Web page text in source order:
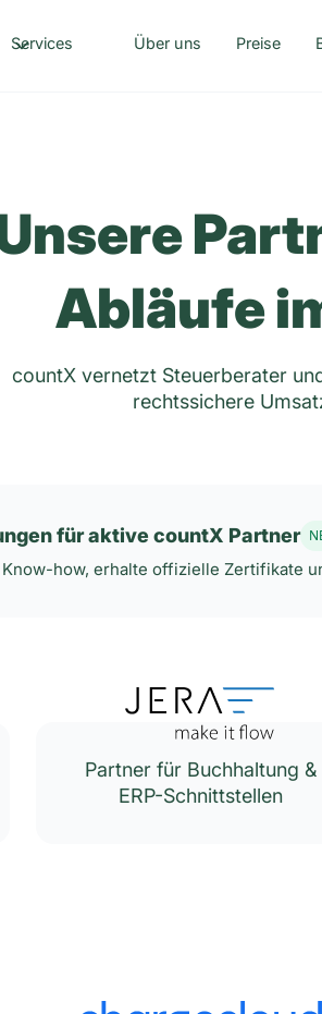
Services Über uns Preise
Abläufe
countX vernetzt Steuerberater
rechtssichere
für aktive countX Partner
how, erhalte offizielle Zertifikate
Partner für Buchhaltung &
ERP-Schnittstellen